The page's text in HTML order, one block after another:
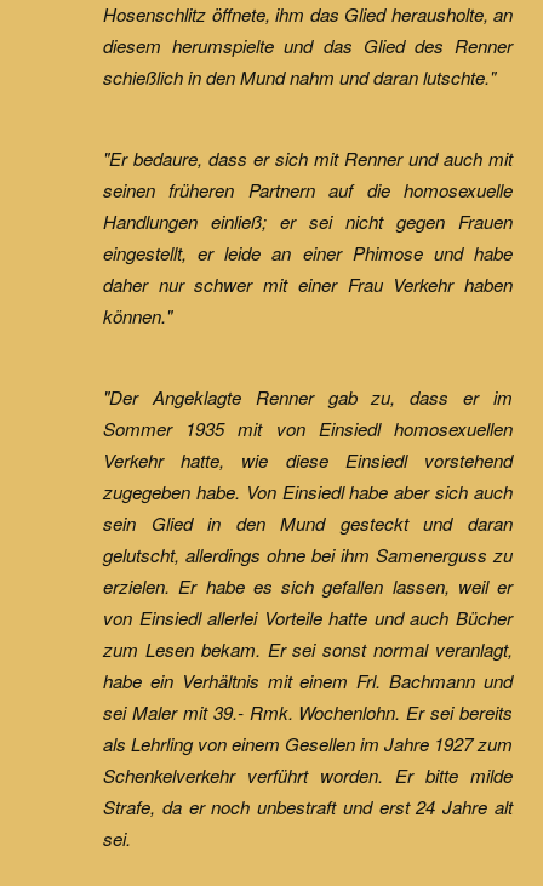
Hosenschlitz öffnete, ihm das Glied herausholte, an
diesem herumspielte und das Glied des Renner
schießlich in den Mund nahm und daran lutschte."
"Er bedaure, dass er sich mit Renner und auch mit
seinen früheren Partnern auf die homosexuelle
Handlungen einließ; er sei nicht gegen Frauen
eingestellt, er leide an einer Phimose und habe
daher nur schwer mit einer Frau Verkehr haben
können."
"Der Angeklagte Renner gab zu, dass er im
Sommer 1935 mit von Einsiedl homosexuellen
Verkehr hatte, wie diese Einsiedl vorstehend
zugegeben habe. Von Einsiedl habe aber sich auch
sein Glied in den Mund gesteckt und daran
gelutscht, allerdings ohne bei ihm Samenerguss zu
erzielen. Er habe es sich gefallen lassen, weil er
von Einsiedl allerlei Vorteile hatte und auch Bücher
zum Lesen bekam. Er sei sonst normal veranlagt,
habe ein Verhältnis mit einem Frl. Bachmann und
sei Maler mit 39.- Rmk. Wochenlohn. Er sei bereits
als Lehrling von einem Gesellen im Jahre 1927 zum
Schenkelverkehr verführt worden. Er bitte milde
Strafe, da er noch unbestraft und erst 24 Jahre alt
sei.